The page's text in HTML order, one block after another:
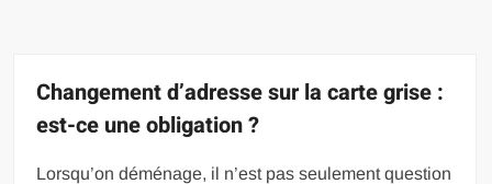
Changement d’adresse sur la carte grise :
est-ce une obligation ?
Lorsqu’on déménage, il n’est pas seulement question